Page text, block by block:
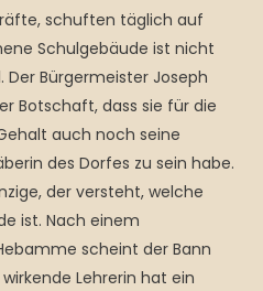
schuften täglich auf
Schulgebäude ist nicht
Der Bürgermeister Joseph
Botschaft, dass sie für die
auch noch seine
des Dorfes zu sein habe.
der versteht, welche
ist. Nach einem
scheint der Bann
Lehrerin hat ein